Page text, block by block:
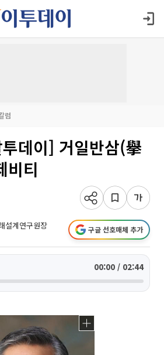
럼
데이] 거일반삼(擧
비티
설계연구원장 구글 선호매체 추가
00:00 / 02:44